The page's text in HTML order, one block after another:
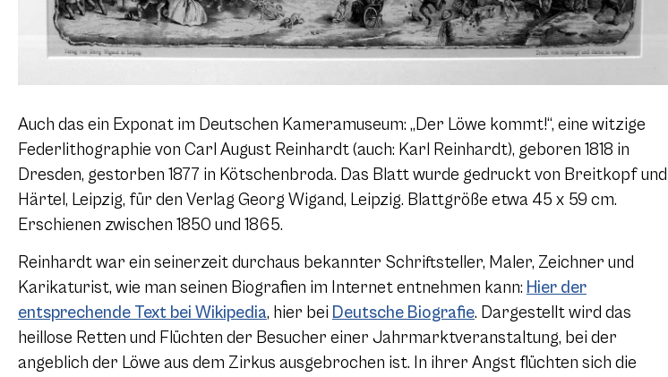
Auch das ein Exponat im Deutschen Kameramuseum: „Der Löwe kommt!“, eine witzige
Federlithographie von Carl August Reinhardt (auch: Karl Reinhardt), geboren 1818 in
Dresden, gestorben 1877 in Kötschenbroda. Das Blatt wurde gedruckt von Breitkopf und
Härtel, Leipzig, für den Verlag Georg Wigand, Leipzig. Blattgröße etwa 45 x 59 cm.
Erschienen zwischen 1850 und 1865.
Reinhardt war ein seinerzeit durchaus bekannter Schriftsteller, Maler, Zeichner und
Karikaturist, wie man seinen Biografien im Internet entnehmen kann: Hier der
entsprechende Text bei Wikipedia, hier bei Deutsche Biografie. Dargestellt wird das
heillose Retten und Flüchten der Besucher einer Jahrmarktveranstaltung, bei der
angeblich der Löwe aus dem Zirkus ausgebrochen ist. In ihrer Angst flüchten sich die